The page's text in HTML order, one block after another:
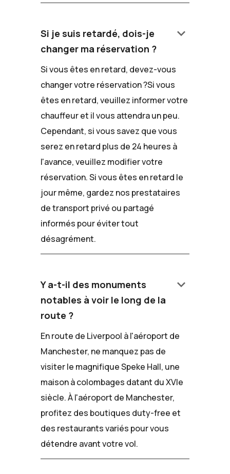
Si je suis retardé, dois-je
changer ma réservation ?
keyboard_arrow_down
Si vous êtes en retard, devez-vous
changer votre réservation ?Si vous
êtes en retard, veuillez informer votre
chauffeur et il vous attendra un peu.
Cependant, si vous savez que vous
serez en retard plus de 24 heures à
l'avance, veuillez modifier votre
réservation. Si vous êtes en retard le
jour même, gardez nos prestataires
de transport privé ou partagé
informés pour éviter tout
désagrément.
Y a-t-il des monuments
notables à voir le long de la
route ?
keyboard_arrow_down
En route de Liverpool à l'aéroport de
Manchester, ne manquez pas de
visiter le magnifique Speke Hall, une
maison à colombages datant du XVIe
siècle. À l'aéroport de Manchester,
profitez des boutiques duty-free et
des restaurants variés pour vous
détendre avant votre vol.